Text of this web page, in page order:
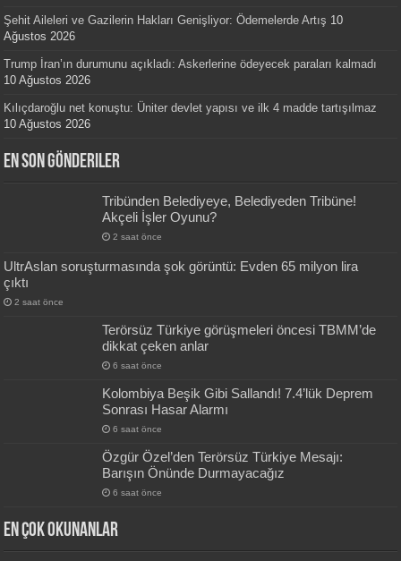
Şehit Aileleri ve Gazilerin Hakları Genişliyor: Ödemelerde Artış 10
Ağustos 2026
Trump İran’ın durumunu açıkladı: Askerlerine ödeyecek paraları kalmadı
10 Ağustos 2026
Kılıçdaroğlu net konuştu: Üniter devlet yapısı ve ilk 4 madde tartışılmaz
10 Ağustos 2026
En Son Gönderiler
Tribünden Belediyeye, Belediyeden Tribüne!
Akçeli İşler Oyunu?
2 saat önce
UltrAslan soruşturmasında şok görüntü: Evden 65 milyon lira
çıktı
2 saat önce
Terörsüz Türkiye görüşmeleri öncesi TBMM’de
dikkat çeken anlar
6 saat önce
Kolombiya Beşik Gibi Sallandı! 7.4’lük Deprem
Sonrası Hasar Alarmı
6 saat önce
Özgür Özel’den Terörsüz Türkiye Mesajı:
Barışın Önünde Durmayacağız
6 saat önce
En Çok okunanlar